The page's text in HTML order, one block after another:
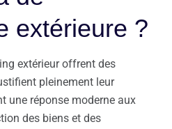
extérieure ?
extérieur offrent des
pleinement leur
une réponse moderne aux
des biens et des